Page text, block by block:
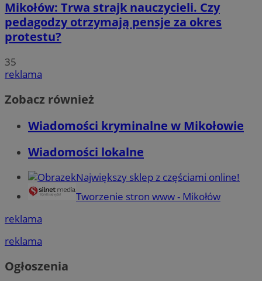
Mikołów: Trwa strajk nauczycieli. Czy
pedagodzy otrzymają pensje za okres
protestu?
35
reklama
Zobacz również
Wiadomości kryminalne w Mikołowie
Wiadomości lokalne
Największy sklep z częściami online!
Tworzenie stron www - Mikołów
reklama
reklama
Ogłoszenia